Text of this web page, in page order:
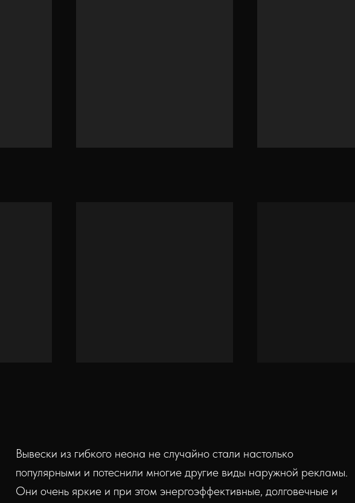
Вывески из гибкого неона не случайно стали настолько
популярными и потеснили многие другие виды наружной рекламы.
Они очень яркие и при этом энергоэффективные, долговечные и